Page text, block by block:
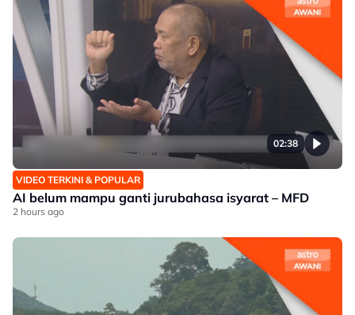
02:38
VIDEO TERKINI & POPULAR
AI belum mampu ganti jurubahasa isyarat – MFD
2 hours ago